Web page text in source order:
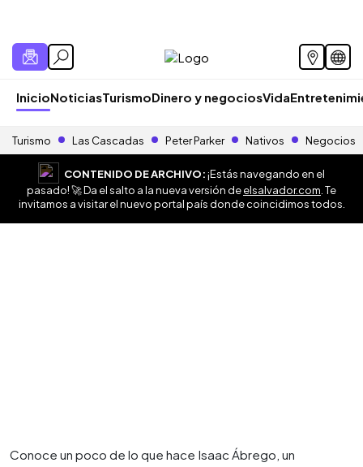
InicioNoticiasTurismoDinero y negociosVida
Turismo Las Cascadas Peter Parker Nativos Negocios
CONTENIDO DE ARCHIVO:¡Estás navegando en el
pasado! 🚀 Da el salto a la nueva versión deelsalvador.com . Te
invitamos a visitar el nuevo portal país donde coincidimos todos.
Conoce un poco de lo que hace Isaac Ábrego, un